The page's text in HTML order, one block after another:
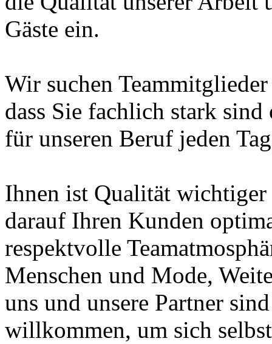
Gäste ein.
Wir suchen
dass Sie fachlich stark
für unseren Beruf jeden
Ihnen ist Qualität
darauf Ihren Kunden
respektvolle
Menschen und Mode,
uns und unsere Partner
willkommen, um sich